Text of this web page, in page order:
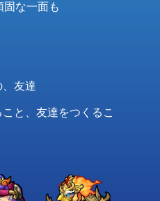
固な一面も
友達
と、友達をつくるこ